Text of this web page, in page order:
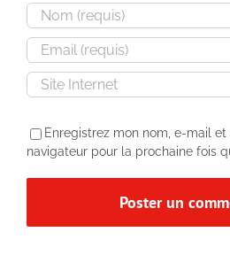
Enregistrez mon nom, e-mail
navigateur pour la prochaine fois